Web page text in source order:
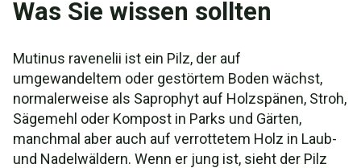
Was Sie wissen sollten
Mutinus ravenelii ist ein Pilz, der auf
umgewandeltem oder gestörtem Boden wächst,
normalerweise als Saprophyt auf Holzspänen, Stroh,
Sägemehl oder Kompost in Parks und Gärten,
manchmal aber auch auf verrottetem Holz in Laub-
und Nadelwäldern. Wenn er jung ist, sieht der Pilz